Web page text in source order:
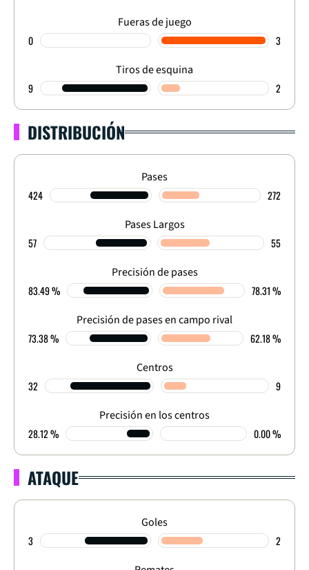
Fueras de juego
0 3
Tiros de esquina
9 2
DISTRIBUCIÓN
Pases
424 272
Pases Largos
57 55
Precisión de pases
83.49 % 78.31 %
Precisión de pases en campo rival
73.38 % 62.18 %
Centros
32 9
Precisión en los centros
28.12 % 0.00 %
ATAQUE
Goles
3 2